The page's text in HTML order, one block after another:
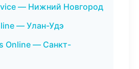
— Нижний Новгород
— Улан-Удэ
Online — Санкт-